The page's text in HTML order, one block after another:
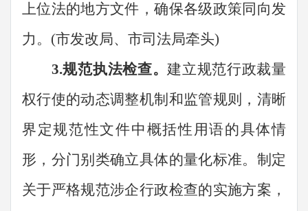
上位法的地方文件，确保各级政策同向发
力。 (市发改局、市司法局牵头)
3.规范执法检查。建立规范行政裁量
权行使的动态调整机制和监管规则，清晰
界定规范性文件中概括性用语的具体情
形，分门别类确立具体的量化标准。制定
关于严格规范涉企行政检查的实施方案，